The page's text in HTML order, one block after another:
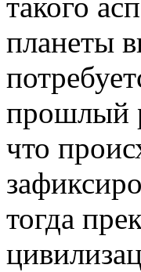
планеты
прошлый
что
тогда